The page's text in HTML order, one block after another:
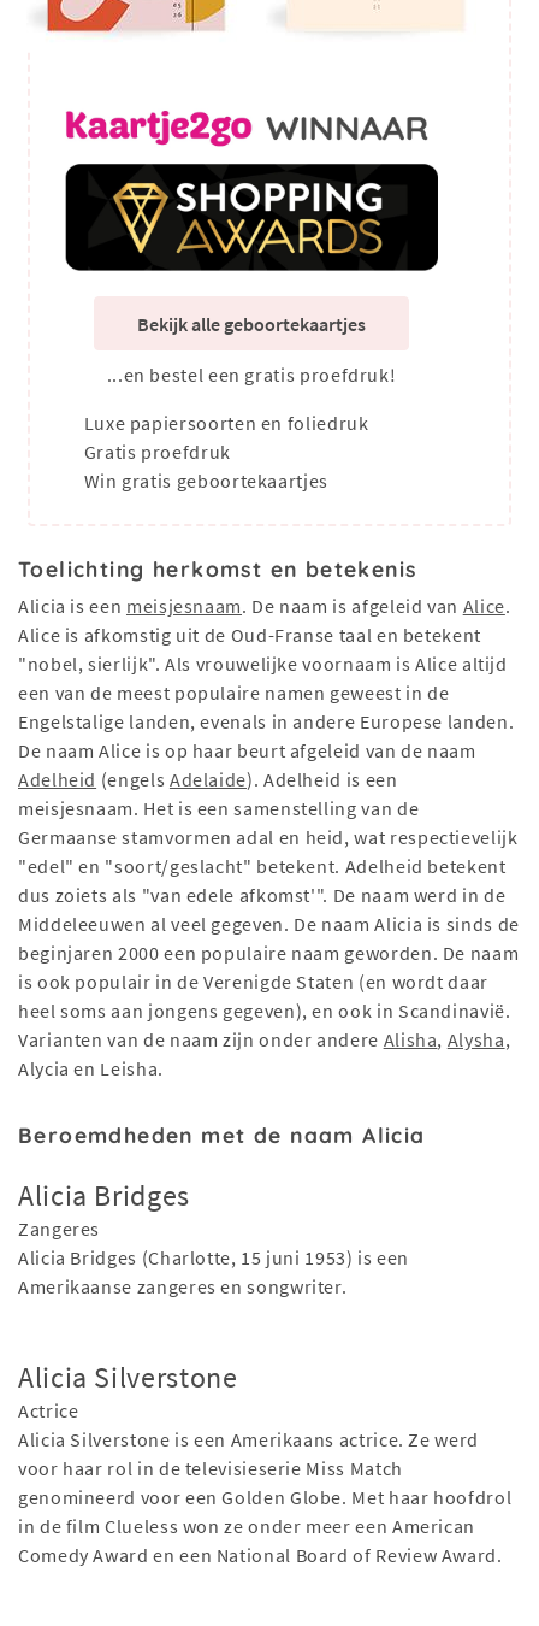
Bekijk alle geboortekaartjes
...en bestel een gratis proefdruk!
Luxe papiersoorten en foliedruk
Gratis proefdruk
Win gratis geboortekaartjes
Toelichting herkomst en betekenis
Alicia is een meisjesnaam. De naam is afgeleid van Alice.
Alice is afkomstig uit de Oud-Franse taal en betekent
"nobel, sierlijk". Als vrouwelijke voornaam is Alice altijd
een van de meest populaire namen geweest in de
Engelstalige landen, evenals in andere Europese landen.
De naam Alice is op haar beurt afgeleid van de naam
Adelheid (engels Adelaide). Adelheid is een
meisjesnaam. Het is een samenstelling van de
Germaanse stamvormen adal en heid, wat respectievelijk
"edel" en "soort/geslacht" betekent. Adelheid betekent
dus zoiets als "van edele afkomst'". De naam werd in de
Middeleeuwen al veel gegeven. De naam Alicia is sinds de
beginjaren 2000 een populaire naam geworden. De naam
is ook populair in de Verenigde Staten (en wordt daar
heel soms aan jongens gegeven), en ook in Scandinavië.
Varianten van de naam zijn onder andere Alisha, Alysha,
Alycia en Leisha.
Beroemdheden met de naam Alicia
Alicia Bridges
Zangeres
Alicia Bridges (Charlotte, 15 juni 1953) is een
Amerikaanse zangeres en songwriter.
Alicia Silverstone
Actrice
Alicia Silverstone is een Amerikaans actrice. Ze werd
voor haar rol in de televisieserie Miss Match
genomineerd voor een Golden Globe. Met haar hoofdrol
in de film Clueless won ze onder meer een American
Comedy Award en een National Board of Review Award.